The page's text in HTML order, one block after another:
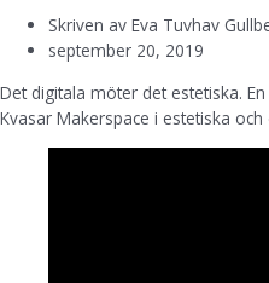
Skriven av Eva Tuvhav
september 20, 2019
Det digitala möter det estetiska.
Kvasar Makerspace i estetiska